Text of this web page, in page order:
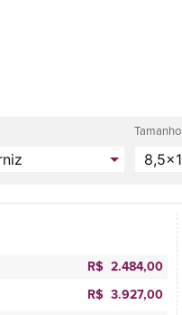
Tamanho
R$ 2.484,00
R$ 3.927,00